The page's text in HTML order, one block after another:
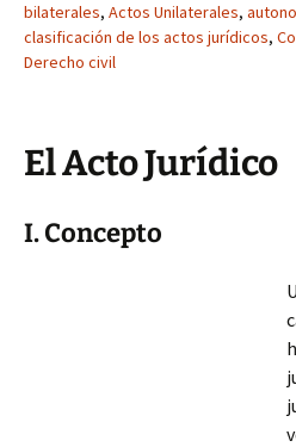
bilaterales, Actos Unilaterales,
clasificación de los actos jurídicos,
Derecho civil
El Acto Jurídico
I. Concepto